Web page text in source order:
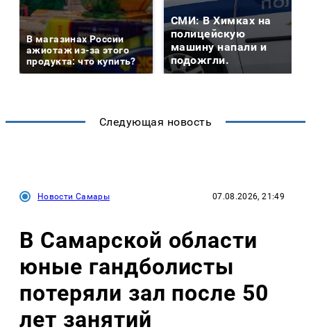
В магазинах России
ажиотаж из-за этого
продукта: что купить?
СМИ: В Химках на
полицейскую
машину напали и
подожгли.
Следующая новость
Новости Самары 07.08.2026, 21:49
В Самарской области
юные гандболисты
потеряли зал после 50
лет занятий